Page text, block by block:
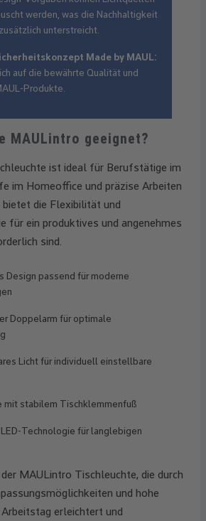
werden, was die Nachhaltigkeit
unterstreicht.
Made by MAUL:
auf die bewährte Qualität und
Produkte.
MAULintro geeignet?
ist ideal für Berufstätige im
im Homeoffice und präzise Arbeiten
die Flexibilität und
für ein produktives und angenehmes
sind.
Design passend für moderne
Doppelarm für optimale
Licht für individuell einstellbare
mit stabilem Tischklemmenfuß
Technologie für langlebigen
MAULintro Tischleuchte, die durch
und hohe
erleichtert und